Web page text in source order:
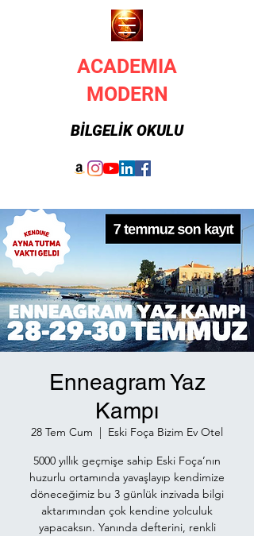
ACADEMIA
MODERN
BİLGELİK OKULU
Enneagram Yaz
Kampı
28 Tem Cum
  |
Eski Foça Bizim Ev Otel
5000 yıllık geçmişe sahip Eski Foça’nın
huzurlu ortamında yavaşlayıp kendimize
döneceğimiz bu 3 günlük inzivada bilgi
aktarımından çok kendine yolculuk
yapacaksın. Yanında defterini, renkli